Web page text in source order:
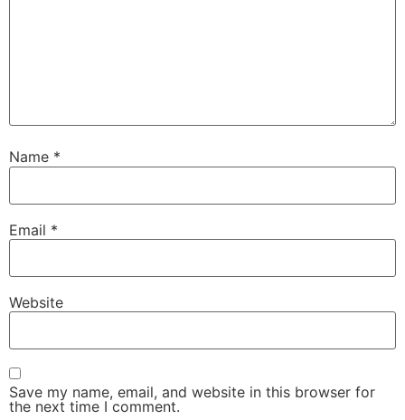
Name *
Email *
Website
Save my name, email, and website in this browser for
the next time I comment.